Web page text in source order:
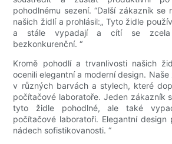
pohodlnému sezení. “Další zákazník se
našich židlí a prohlásil:„ Tyto židle
a stále vypadají a cítí se zcela
bezkonkurenční. “
Kromě pohodlí a trvanlivosti našich
ocenili elegantní a moderní design. Naše
v různých barvách a stylech, které
počítačové laboratoře. Jeden zákazník
tyto židle pohodlné, ale také
počítačové laboratoři. Elegantní design
nádech sofistikovanosti. “